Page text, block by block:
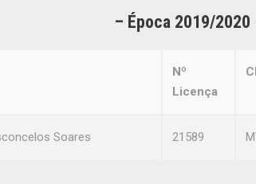
– Época 2019/2020
Nº
Licença
Soares 21589